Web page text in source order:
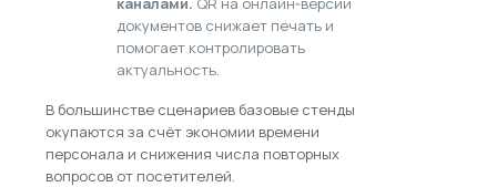
документов снижает печать и
помогает контролировать
актуальность.
В большинстве сценариев базовые стенды
окупаются за счёт экономии времени
персонала и снижения числа повторных
вопросов от посетителей.